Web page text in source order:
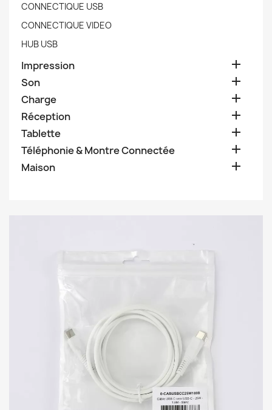
CONNECTIQUE USB
CONNECTIQUE VIDEO
HUB USB
Impression 
Son 
Charge 
Réception 
Tablette 
Téléphonie & Montre Connectée 
Maison 